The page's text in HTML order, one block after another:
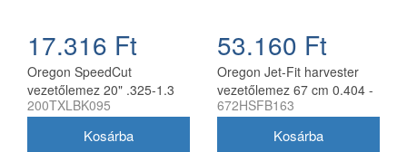
17.316 Ft
Oregon SpeedCut
vezetőlemez 20" .325-1.3
mm 78 szem Husqvarna
200TXLBK095
53.160 Ft
Oregon Jet-Fit harvester
vezetőlemez 67 cm 0.404 -
2.0 mm
672HSFB163